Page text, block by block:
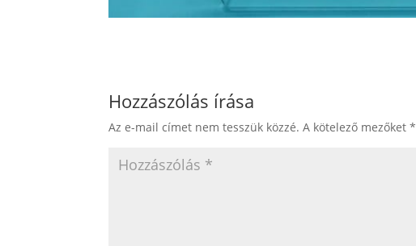
Hozzászólás írása
Az e-mail címet nem tesszük közzé. A kötelező mezőket*